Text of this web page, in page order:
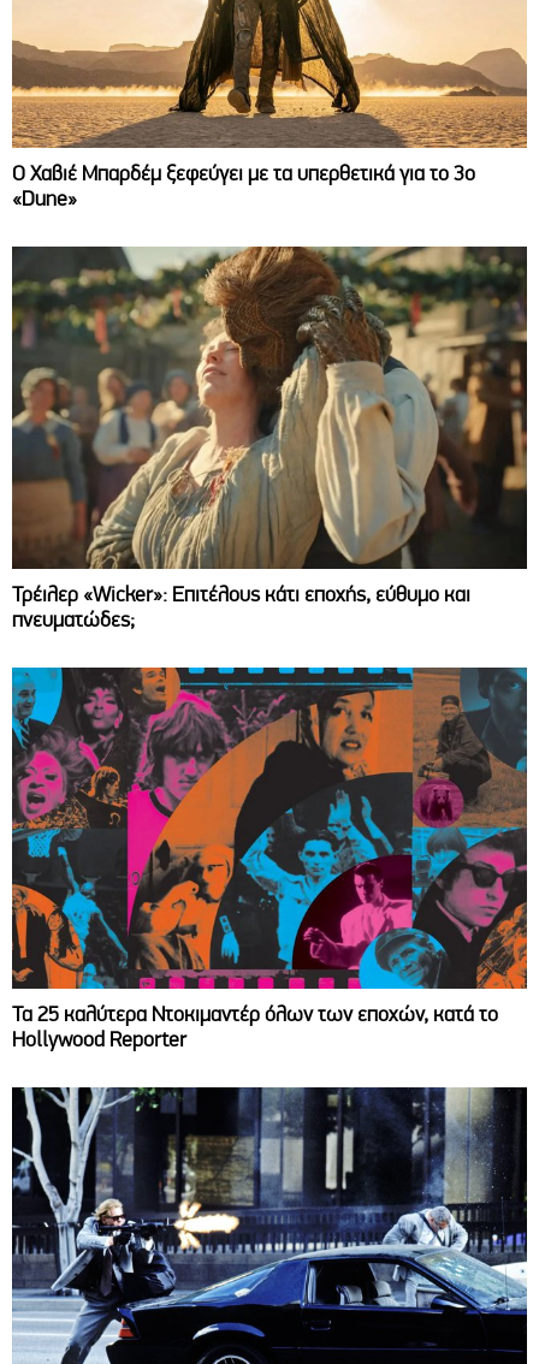
O Χαβιέ Μπαρδέμ ξεφεύγει με τα υπερθετικά για το 3ο
«Dune»
Τρέιλερ «Wicker»: Επιτέλους κάτι εποχής, εύθυμο και
πνευματώδες;
Τα 25 καλύτερα Ντοκιμαντέρ όλων των εποχών, κατά το
Hollywood Reporter